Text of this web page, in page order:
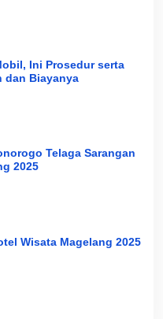
Ini Prosedur serta
dan Biayanya
Telaga Sarangan
2025
Wisata Magelang 2025